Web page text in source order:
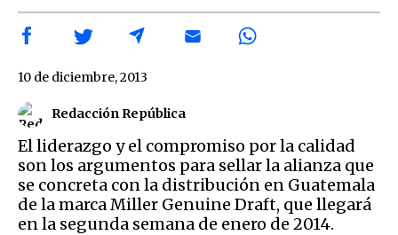
Redacción República
10 de diciembre, 2013
El liderazgo y el compromiso por la calidad
son los argumentos para sellar la alianza que
se concreta con la distribución en Guatemala
de la marca Miller Genuine Draft, que llegará
en la segunda semana de enero de 2014.